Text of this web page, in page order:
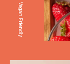
Vegan Friendly